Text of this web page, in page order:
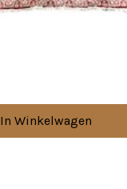
In Winkelwagen